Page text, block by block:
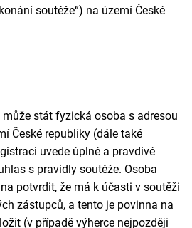
soutěže“) na území České
stát fyzická osoba s adresou
České republiky (dále také
uvede úplné a pravdivé
s pravidly soutěže. Osoba
potvrdit, že má k účasti v soutěži
zástupců, a tento je povinna na
(v případě výherce nejpozději